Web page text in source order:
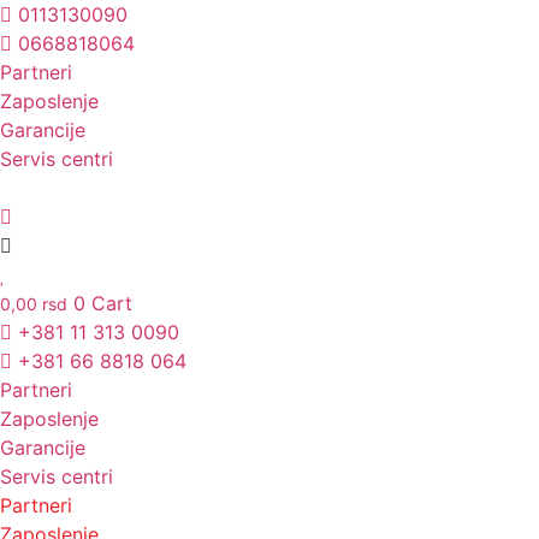
Skočite
na
sadržaj
0113130090
0668818064
Partneri
Zaposlenje
Garancije
Servis centri
0,00 rsd 0 Cart
+381 11 313 0090
+381 66 8818 064
Partneri
Zaposlenje
Garancije
Servis centri
Partneri
Zaposlenje
Unesite ovde tekst naslova